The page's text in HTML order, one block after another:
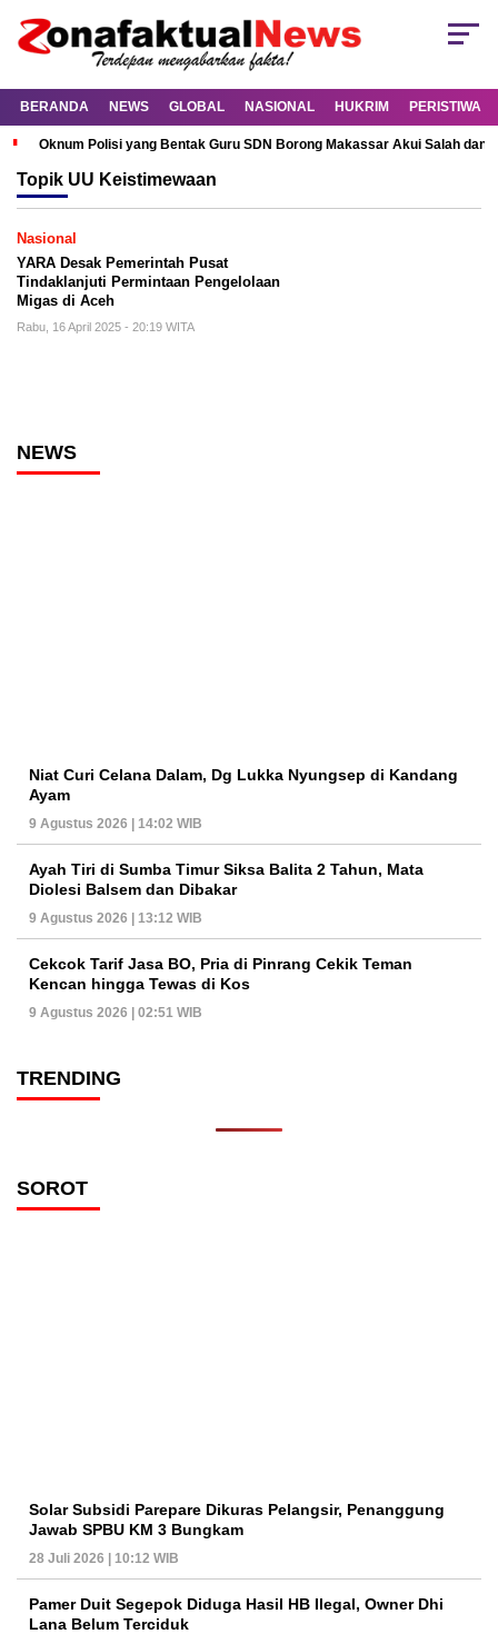
BERANDA NEWS GLOBAL NASIONAL HUKRIM PERISTIWA
Oknum Polisi yang Bentak Guru SDN Borong Makassar Akui Salah dan
Topik UU Keistimewaan
Nasional
YARA Desak Pemerintah Pusat
Tindaklanjuti Permintaan Pengelolaan
Migas di Aceh
Rabu, 16 April 2025 - 20:19 WITA
NEWS
Niat Curi Celana Dalam, Dg Lukka Nyungsep di Kandang
Ayam
9 Agustus 2026 | 14:02 WIB
Ayah Tiri di Sumba Timur Siksa Balita 2 Tahun, Mata
Diolesi Balsem dan Dibakar
9 Agustus 2026 | 13:12 WIB
Cekcok Tarif Jasa BO, Pria di Pinrang Cekik Teman
Kencan hingga Tewas di Kos
9 Agustus 2026 | 02:51 WIB
TRENDING
SOROT
Solar Subsidi Parepare Dikuras Pelangsir, Penanggung
Jawab SPBU KM 3 Bungkam
28 Juli 2026 | 10:12 WIB
Pamer Duit Segepok Diduga Hasil HB Ilegal, Owner Dhi
Lana Belum Terciduk